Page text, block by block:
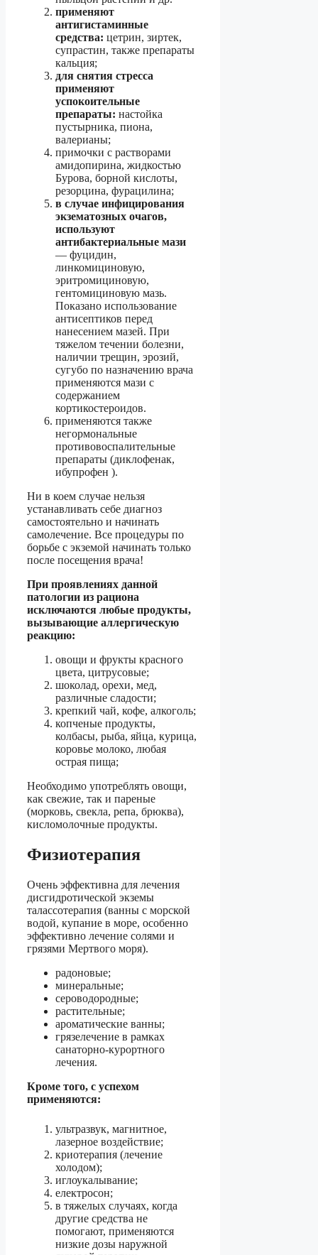
применяют
антигистаминные
средства: цетрин, зиртек,
супрастин, также препараты
кальция;
для снятия стресса
применяют
успокоительные
препараты: настойка
пустырника, пиона,
валерианы;
примочки с растворами
амидопирина, жидкостью
Бурова, борной кислоты,
резорцина, фурацилина;
в случае инфицирования
экзематозных очагов,
используют
антибактериальные мази
— фуцидин,
линкомициновую,
эритромициновую,
гентомициновую мазь.
Показано использование
антисептиков перед
нанесением мазей. При
тяжелом течении болезни,
наличии трещин, эрозий,
сугубо по назначению врача
применяются мази с
содержанием
кортикостероидов.
применяются также
негормональные
противовоспалительные
препараты (диклофенак,
ибупрофен ).
Ни в коем случае нельзя
устанавливать себе диагноз
самостоятельно и начинать
самолечение. Все процедуры по
борьбе с экземой начинать только
после посещения врача!
При проявлениях данной
патологии из рациона
исключаются любые продукты,
вызывающие аллергическую
реакцию:
овощи и фрукты красного
цвета, цитрусовые;
шоколад, орехи, мед,
различные сладости;
крепкий чай, кофе, алкоголь;
копченые продукты,
колбасы, рыба, яйца, курица,
коровье молоко, любая
острая пища;
Необходимо употреблять овощи,
как свежие, так и пареные
(морковь, свекла, репа, брюква),
кисломолочные продукты.
Физиотерапия
Очень эффективна для лечения
дисгидротической экземы
талассотерапия (ванны с морской
водой, купание в море, особенно
эффективно лечение солями и
грязями Мертвого моря).
радоновые;
минеральные;
сероводородные;
растительные;
ароматические ванны;
грязелечение в рамках
санаторно-курортного
лечения.
Кроме того, с успехом
применяются:
ультразвук, магнитное,
лазерное воздействие;
криотерапия (лечение
холодом);
иглоукалывание;
електросон;
в тяжелых случаях, когда
другие средства не
помогают, применяются
низкие дозы наружной